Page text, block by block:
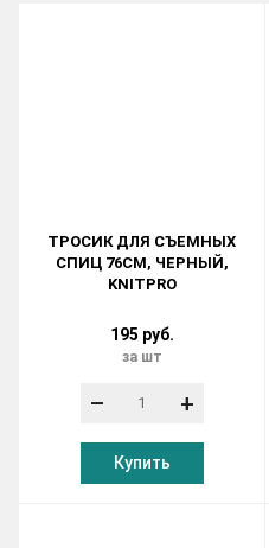
ТРОСИК ДЛЯ СЪЕМНЫХ
СПИЦ 76СМ, ЧЕРНЫЙ,
KNITPRO
195 руб.
за шт
– +
Купить